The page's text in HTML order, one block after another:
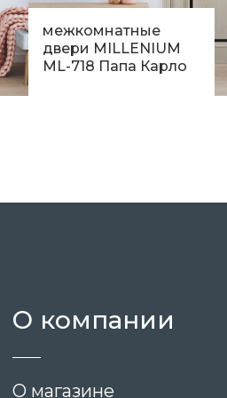
межкомнатные
двери MILLENIUM
ML-718 Папа Карло
О компании
О магазине